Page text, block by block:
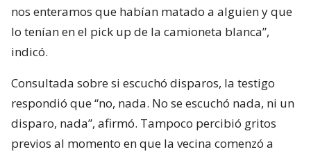
nos enteramos que habían matado a alguien y que
lo tenían en el pick up de la camioneta blanca”,
indicó.
Consultada sobre si escuchó disparos, la testigo
respondió que “no, nada. No se escuchó nada, ni un
disparo, nada”, afirmó. Tampoco percibió gritos
previos al momento en que la vecina comenzó a